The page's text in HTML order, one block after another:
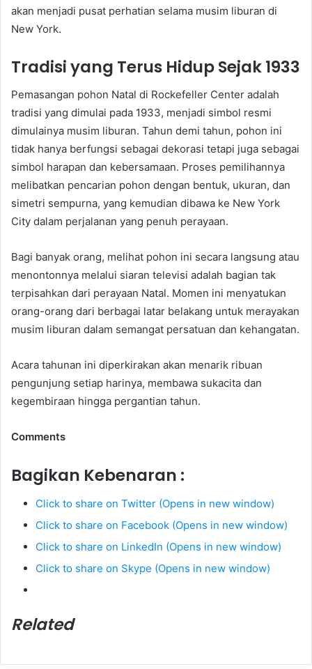
akan menjadi pusat perhatian selama musim liburan di
New York.
Tradisi yang Terus Hidup Sejak 1933
Pemasangan pohon Natal di Rockefeller Center adalah
tradisi yang dimulai pada 1933, menjadi simbol resmi
dimulainya musim liburan. Tahun demi tahun, pohon ini
tidak hanya berfungsi sebagai dekorasi tetapi juga sebagai
simbol harapan dan kebersamaan. Proses pemilihannya
melibatkan pencarian pohon dengan bentuk, ukuran, dan
simetri sempurna, yang kemudian dibawa ke New York
City dalam perjalanan yang penuh perayaan.
Bagi banyak orang, melihat pohon ini secara langsung atau
menontonnya melalui siaran televisi adalah bagian tak
terpisahkan dari perayaan Natal. Momen ini menyatukan
orang-orang dari berbagai latar belakang untuk merayakan
musim liburan dalam semangat persatuan dan kehangatan.
Acara tahunan ini diperkirakan akan menarik ribuan
pengunjung setiap harinya, membawa sukacita dan
kegembiraan hingga pergantian tahun.
Comments
Bagikan Kebenaran :
Click to share on Twitter (Opens in new window)
Click to share on Facebook (Opens in new window)
Click to share on LinkedIn (Opens in new window)
Click to share on Skype (Opens in new window)
Related